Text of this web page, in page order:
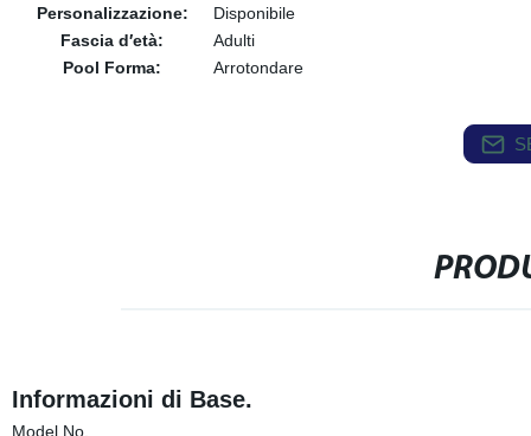
Personalizzazione:
Disponibile
Fascia d′età:
Adulti
Pool Forma:
Arrotondare
Informazioni di Base.
Model No.